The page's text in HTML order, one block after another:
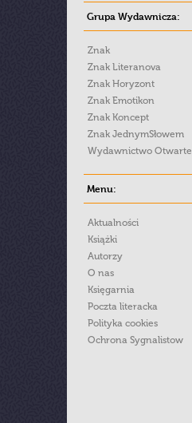
Grupa Wydawnicza:
Znak
Znak Literanova
Znak Horyzont
Znak Emotikon
Znak Koncept
Znak JednymSłowem
Wydawnictwo Otwarte
Menu:
Aktualności
Książki
Autorzy
O nas
Księgarnia
Poczta literacka
Polityka cookies
Ochrona Sygnalistow